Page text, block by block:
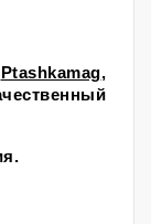
Ptashkamag,